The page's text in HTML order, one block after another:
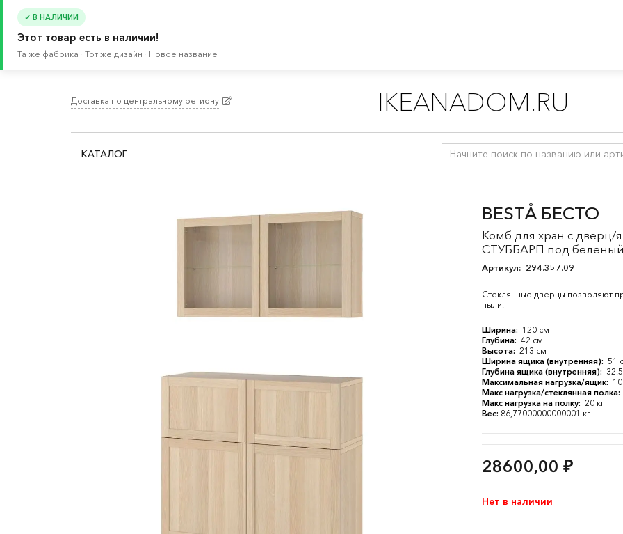
✓ В НАЛИЧИИ
Этот товар есть в наличии!
Та же фабрика · Тот же дизайн · Новое название
Доставка по центральному региону IKEANADOM.RU
КАТАЛОГ
Шкафы витрины БЕСТО
BESTÅ БЕСТО
Комб для хран с
СТУББАРП под беленый
Артикул: 294.357.09
Стеклянные дверцы позволяют
пыли.
Ширина: 120 см
Глубина: 42 см
Высота: 213 см
Ширина ящика (внутренняя): 51
Глубина ящика (внутренняя):
Максимальная нагрузка/ящик:
Макс нагрузка/стеклянная полка:
Макс нагрузка на полку: 20 кг
Вес: 86,77000000000001 кг
28600,00 ₽
Нет в наличии